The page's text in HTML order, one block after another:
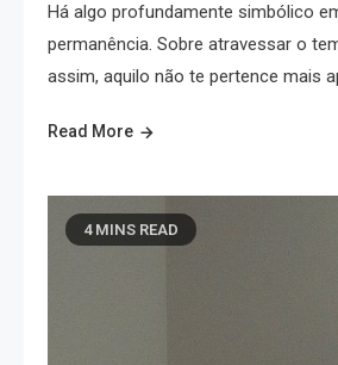
Há algo profundamente simbólico
permanência. Sobre atravessar o
assim, aquilo não te pertence mais
Read More
4 MINS READ